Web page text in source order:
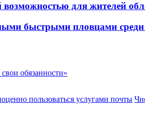
для жителей
быстрыми пловцами среди
обязанности»
пользоваться услугами почты